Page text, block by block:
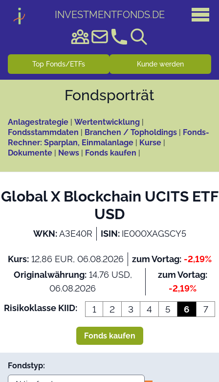
INVESTMENTFONDS.DE
Top Fonds/ETFs Kunde werden
Fonds­porträt
Anlagestrategie | Wertentwicklung |
Fondsstammdaten | Branchen / Topholdings | Fonds-
Rechner: Sparplan, Einmalanlage | Kurse |
Dokumente | News | Fonds kaufen |
Global X Blockchain UCITS ETF
USD
WKN:A3E40R ISIN: IE000XAGSCY5
Kurs:12,86 EUR, 06.08.2026 zum Vortag: -2,19%
Originalwährung:14,76 USD,
06.08.2026
zum Vortag:
-2,19%
Risikoklasse KIID:
1 2 3 4 5 6 7
Fonds kaufen
Fondstyp: